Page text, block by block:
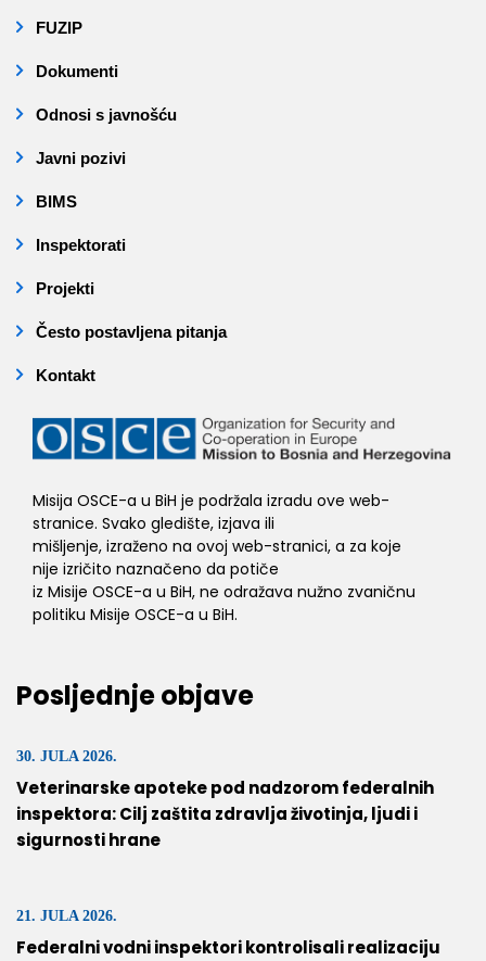
FUZIP
Dokumenti
Odnosi s javnošću
Javni pozivi
BIMS
Inspektorati
Projekti
Često postavljena pitanja
Kontakt
Misija OSCE-a u BiH je podržala izradu ove web-
stranice. Svako gledište, izjava ili
mišljenje, izraženo na ovoj web-stranici, a za koje
nije izričito naznačeno da potiče
iz Misije OSCE-a u BiH, ne odražava nužno zvaničnu
politiku Misije OSCE-a u BiH.
Posljednje objave
30. JULA 2026.
Veterinarske apoteke pod nadzorom federalnih
inspektora: Cilj zaštita zdravlja životinja, ljudi i
sigurnosti hrane
21. JULA 2026.
Federalni vodni inspektori kontrolisali realizaciju